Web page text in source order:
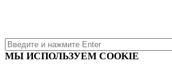
МЫ ИСПОЛЬЗУЕМ COOKIE